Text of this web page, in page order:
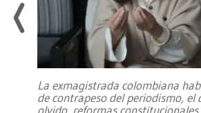
La exmagistrada colombiana
de contrapeso del periodismo, el
olvido, reformas constitucionales